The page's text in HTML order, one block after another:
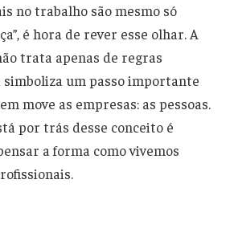
no trabalho são mesmo só
é hora de rever esse olhar. A
trata apenas de regras
um passo importante
move as empresas: as pessoas.
por trás desse conceito é
a forma como vivemos